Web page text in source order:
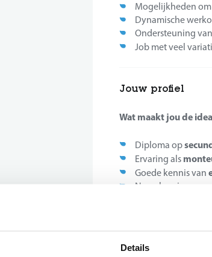
Details
Mogelijkheden
Dynamische
Ondersteuning
Job met veel
Jouw profiel
Wat maakt jou de
Diploma op
Ervaring als
Goede kennis van
Nauwkeurige en
Goede